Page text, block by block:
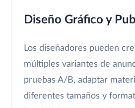
Diseño Gráfico y
Los diseñadores pueden
múltiples variantes de
pruebas A/B, adaptar
diferentes tamaños y